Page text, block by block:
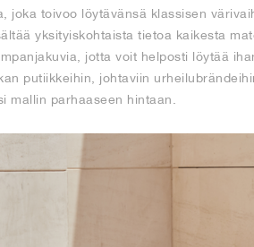
joka toivoo löytävänsä klassisen
yksityiskohtaista tietoa kaikesta
jotta voit helposti löytää
putiikkeihin, johtaviin
mallin parhaaseen hintaan.